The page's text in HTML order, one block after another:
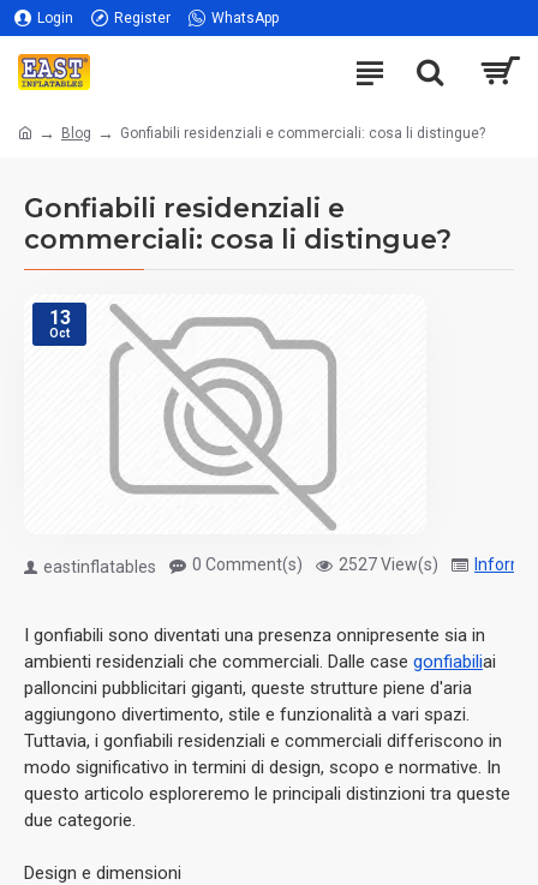
Login Register WhatsApp
Blog Gonfiabili residenziali e commerciali: cosa li distingue?
Gonfiabili residenziali e
commerciali: cosa li distingue?
13
Oct
eastinflatables 0 Comment(s) 2527 View(s)
I gonfiabili sono diventati una presenza onnipresente sia in
ambienti residenziali che commerciali. Dalle case gonfiabiliai
palloncini pubblicitari giganti, queste strutture piene d'aria
aggiungono divertimento, stile e funzionalità a vari spazi.
Tuttavia, i gonfiabili residenziali e commerciali differiscono in
modo significativo in termini di design, scopo e normative. In
questo articolo esploreremo le principali distinzioni tra queste
due categorie.
Design e dimensioni